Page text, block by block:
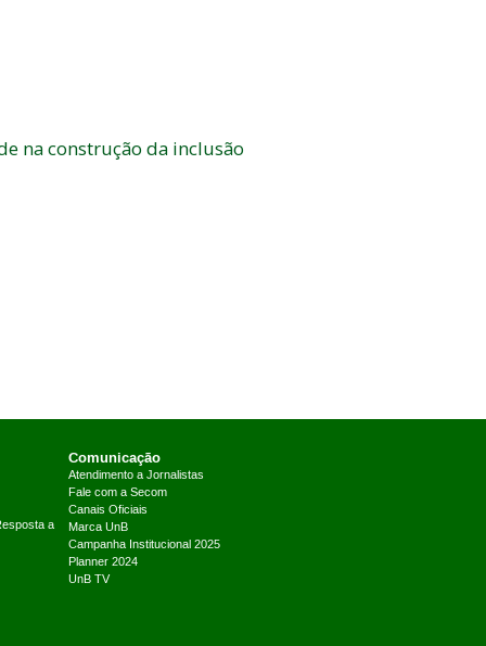
na construção da inclusão
a
Comunicação
Atendimento a Jornalistas
Fale com a Secom
Canais Oficiais
Marca UnB
Campanha Institucional 2025
Planner 2024
UnB TV